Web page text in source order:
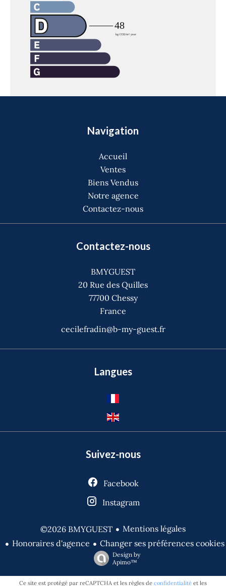
Navigation
Accueil
Ventes
Biens Vendus
Notre agence
Contactez-nous
Contactez-nous
BMYGUEST
20 Rue des Quilles
77700 Chessy
France
cecilefradin@b-my-guest.fr
Langues
Suivez-nous
Facebook
Instagram
©2026 BMYGUEST
Mentions légales
Honoraires d'agence
Changer ses préférences cookies
Design by
Apimo™
Ce site est protégé par reCAPTCHA et les règles de confidentialité et les